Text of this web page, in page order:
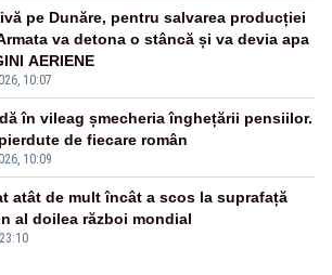
10:07
pe Dunăre, pentru salvarea producției
va detona o stâncă și va devia apa
AERIENE
10:09
în vileag șmecheria înghețării pensiilor.
de fiecare român
atât de mult încât a scos la suprafață
al doilea război mondial